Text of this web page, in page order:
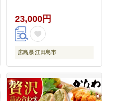
/ 殻付かきグラタン / か
きフライ Lサイズ 時短
魚介類 和食 海鮮 海産
物 広島県産 江田島市/
[XBP038] 牡蠣
23,000円
広島県 江田島市